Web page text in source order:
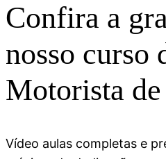
Confira a
nosso curso
Motorista de
Vídeo aulas completas e